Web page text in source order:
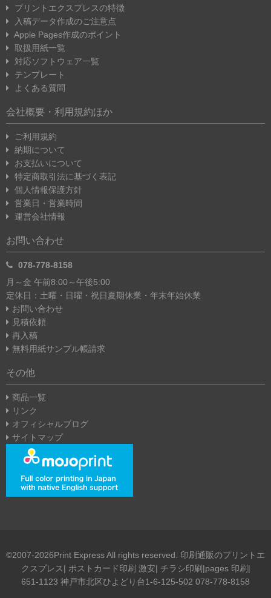
プリントエクスプレスの特徴
入稿データ作成のご注意点
Apple Pages作成のポイント
取扱用紙一覧
対応ソフトウェア一覧
テンプレート
よくある質問
会社概要・利用規約ほか
ご利用規約
納期について
お支払いについて
特定商取引法に基づく表記
個人情報保護方針
営業日・営業時間
運営会社情報
お問い合わせ
078-778-8158
月～金 午前8:00～午後5:00
定休日：土曜・日曜・祝日 夏期休業・年末年始休業
お問い合わせ
見積依頼
再入稿
無料用紙サンプル帳請求
その他
商品一覧
リンク
オフィシャルブログ
サイトマップ
©2007-2026Print Express All rights reserved. 印刷通販のプリントエ
クスプレス| ポストカード印刷 激安| チラシ印刷|pages 印刷|
651-1123 神戸市北区ひよどり台1-6-125-502 078-778-8158